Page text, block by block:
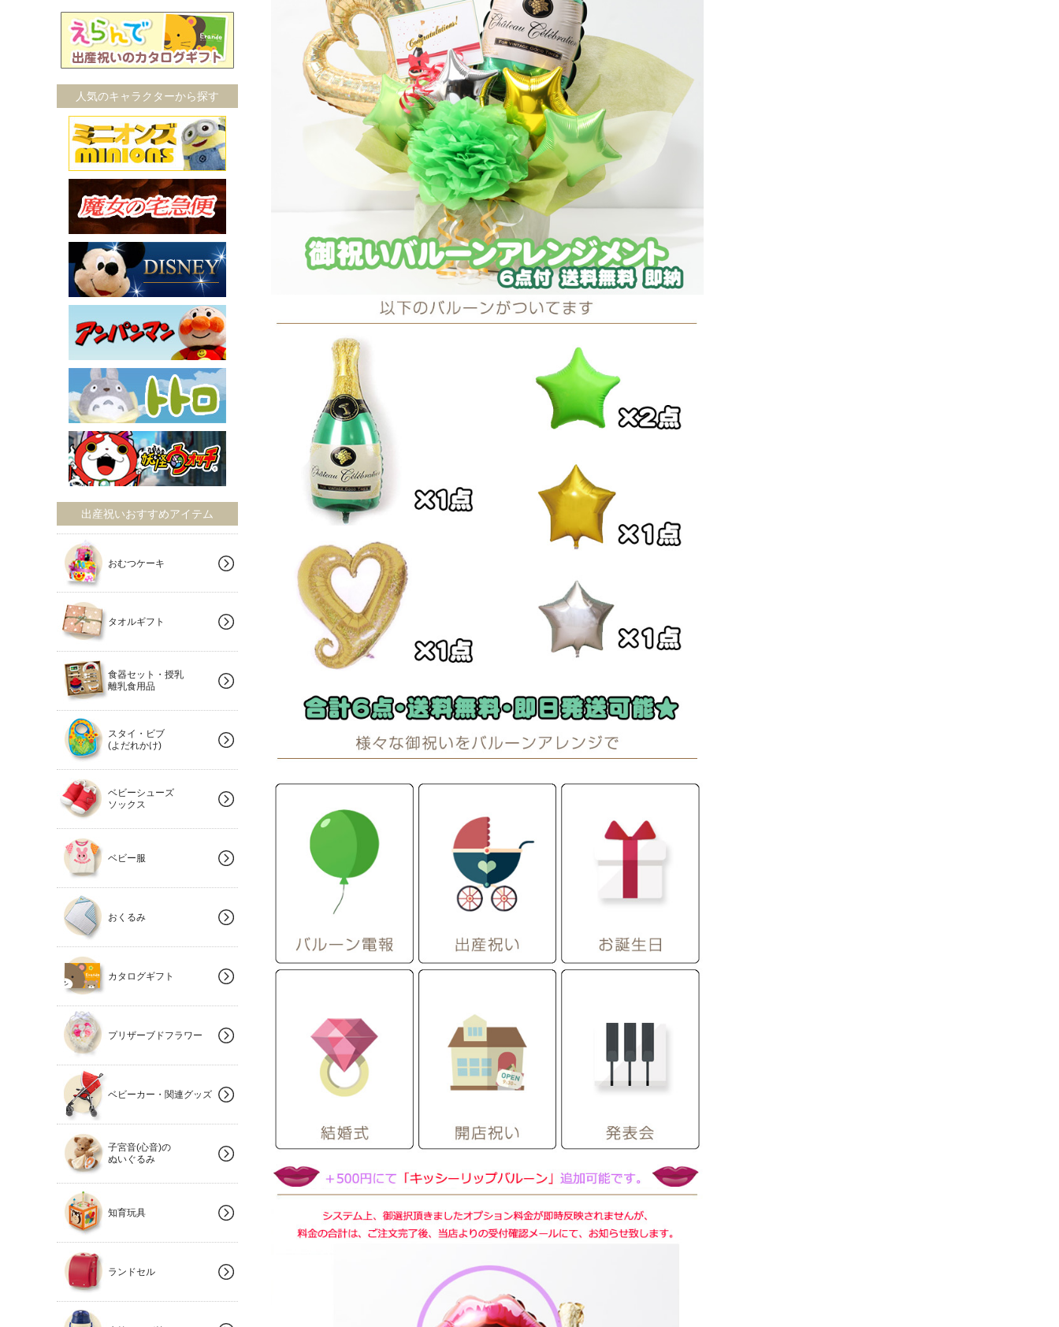
人気のキャラクターから探す
出産祝いおすすめアイテム
おむつケーキ
タオルギフト
食器セット・授乳
離乳食用品
スタイ・ビブ
(よだれかけ)
ベビーシューズ
ソックス
ベビー服
おくるみ
カタログギフト
プリザーブドフラワー
ベビーカー・関連グッズ
子宮音(心音)の
ぬいぐるみ
知育玩具
ランドセル